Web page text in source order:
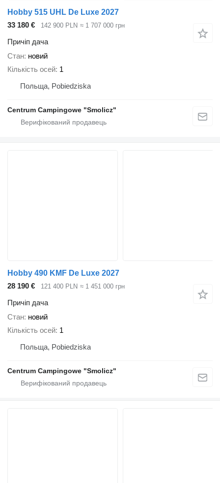
Hobby 515 UHL De Luxe 2027
33 180 €
142 900 PLN ≈ 1 707 000 грн
Причіп дача
Стан новий
Кількість осей 1
Польща, Pobiedziska
Centrum Campingowe "Smolicz"
Hobby 490 KMF De Luxe 2027
28 190 €
121 400 PLN ≈ 1 451 000 грн
Причіп дача
Стан новий
Кількість осей 1
Польща, Pobiedziska
Centrum Campingowe "Smolicz"